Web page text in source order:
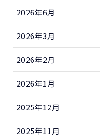
2026年6月
2026年3月
2026年2月
2026年1月
2025年12月
2025年11月